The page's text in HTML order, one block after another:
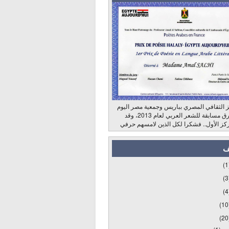
الثقافي المصري بباريس وجمعية مصر اليوم
وراديو الشرق مسابقة للشعر العربي لعام 2013، وقد
الأول.. فشكرا لكل الذين لامسهم حرفي